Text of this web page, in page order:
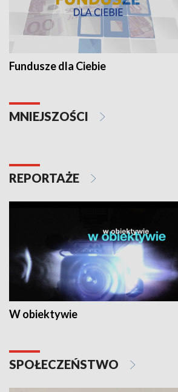
Fundusze dla Ciebie
MNIEJSZOŚCI
REPORTAŻE
W obiektywie
SPOŁECZEŃSTWO